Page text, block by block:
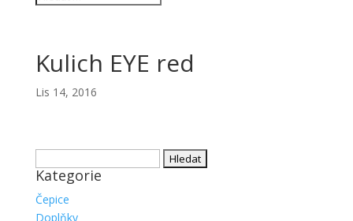
Kulich EYE red
Lis 14, 2016
Kategorie
Čepice
Doplňky